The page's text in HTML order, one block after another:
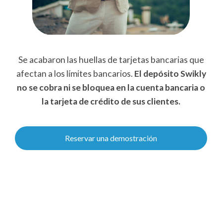
Se acabaron las huellas de tarjetas bancarias que
afectan a los límites bancarios. El depósito Swikly
no se cobra ni se bloquea en la cuenta bancaria o
la tarjeta de crédito de sus clientes.
Reservar una demostración